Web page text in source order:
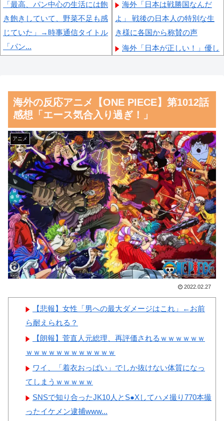
「最高、パン中心の生活には飽
き飽きしていて、野菜不足も感
じていた」→時事通信タイトル
「パン...
という批判は害悪。障害者に関
わると損をするのは事実。」
【画像】東京のライオンさ
ん、溶ける
【朗報】齋藤飛鳥、前屈みで
完全に見えてる動画が拡散され
てしまう…
磁気嵐、地球由来のイオンが
主導…JAXAの衛星「あらせ」
が観測！
舌を絡ませて、唾液交換して
── ちゅっちゅしながらの濃厚
エッ画像♪
海外「日本よ、お前がナンバ
本の対応のスピードに世界が衝
【画像】顔100点、体30点の
女ｗｗｗ
Powered by livedoor 相互RSS
海外「日本は戦勝国なんだ
よ」 戦後の日本人の特別な生
き様に各国から称賛の声
海外「日本が正しい！」優し
海外「”京都の鳥”は良いぞ」
小規模だけどお勧めな日本の観
光名所／お店に対する海外の反
応
韓国人「日本がここまでの観
光大国に発展した本当の理由が
こちら…」→「昔から日本は愛
されてた…（ﾌﾞﾙﾌﾞﾙ」＝韓国
の反応
韓国人「韓国サッカー協会の
性接待報道、海外でも大騒ぎ
に・・・2002年W杯4強の記録
取り消しの声も」→「マジで国
の恥だ」「2002年まで疑う価値
がある」「国民や国が築いた国
格をサッカー選手が足で蹴り飛
韓国人「日本の柴犬くん散歩
界の勢力図を変えたと言われる
海外の反応アニメ【ONE PIECE】第1012話
感想「エース気合入り過ぎ！」
アニメ
2022.02.27
【悲報】女性「男への最大ダメージはこれ」←お前
ら耐えられる？
【朗報】菅直人元総理、再評価されるｗｗｗｗｗｗ
ｗｗｗｗｗｗｗｗｗｗｗｗ
ワイ、「着衣おっばい」でしか抜けない体質になっ
てしまうｗｗｗｗｗ
SNSで知り合ったJK10人とS●Xしてハメ撮り770本撮
ったイケメン逮捕www...